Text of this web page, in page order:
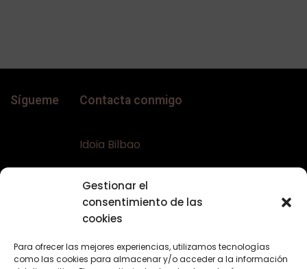
Gestionar el
consentimiento de las
cookies
Para ofrecer las mejores experiencias, utilizamos tecnologías
como las cookies para almacenar y/o acceder a la información
Sígueme Contacta conmigo
Idoia Bilbao
Teléfono:+34 617644453
Email:bellaconalopecia@gmail.com
Web:
Textos Legales